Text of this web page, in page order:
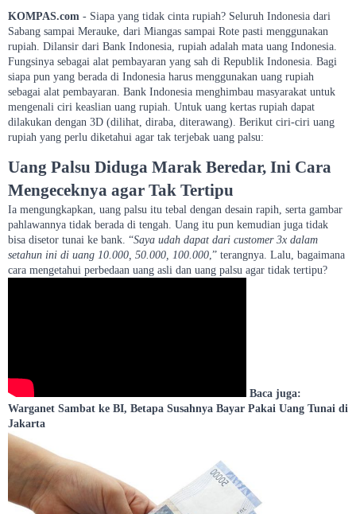
KOMPAS.com - Siapa yang tidak cinta rupiah? Seluruh Indonesia dari
Sabang sampai Merauke, dari Miangas sampai Rote pasti menggunakan
rupiah. Dilansir dari Bank Indonesia, rupiah adalah mata uang Indonesia.
Fungsinya sebagai alat pembayaran yang sah di Republik Indonesia. Bagi
siapa pun yang berada di Indonesia harus menggunakan uang rupiah
sebagai alat pembayaran. Bank Indonesia menghimbau masyarakat untuk
mengenali ciri keaslian uang rupiah. Untuk uang kertas rupiah dapat
dilakukan dengan 3D (dilihat, diraba, diterawang). Berikut ciri-ciri uang
rupiah yang perlu diketahui agar tak terjebak uang palsu:
Uang Palsu Diduga Marak Beredar, Ini Cara
Mengeceknya agar Tak Tertipu
Ia mengungkapkan, uang palsu itu tebal dengan desain rapih, serta gambar
pahlawannya tidak berada di tengah. Uang itu pun kemudian juga tidak
bisa disetor tunai ke bank. “Saya udah dapat dari customer 3x dalam
setahun ini di uang 10.000, 50.000, 100.000,” terangnya. Lalu, bagaimana
cara mengetahui perbedaan uang asli dan uang palsu agar tidak tertipu?
Baca juga:
Warganet Sambat ke BI, Betapa Susahnya Bayar Pakai Uang Tunai di
Jakarta